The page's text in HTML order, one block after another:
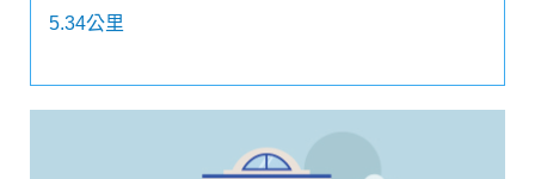
5.34公里